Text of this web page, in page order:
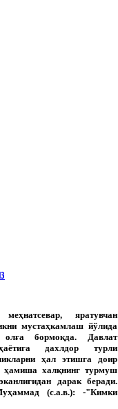
яратувчан
мустаҳкамлаш йўлида
бормоқда. Давлат
дахлдор турли
ҳал этишга доир
ҳамиша халқнинг турмуш
дарак беради.
(с.а.в.): -"Кимки